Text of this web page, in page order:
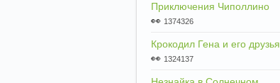
Приключения Чиполлино
👀 1374326
Крокодил Гена и его друзья
👀 1324137